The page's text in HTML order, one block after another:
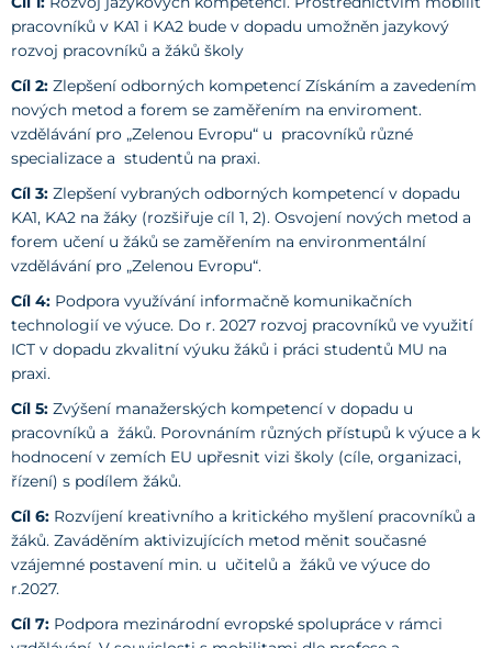
pracovníků v KA1 i KA2 bude v dopadu umožněn jazykový
rozvoj pracovníků a žáků školy
Cíl 2: Zlepšení odborných kompetencí Získáním a zavedením
nových metod a forem se zaměřením na enviroment.
vzdělávání pro „Zelenou Evropu“ u pracovníků různé
specializace a studentů na praxi.
Cíl 3: Zlepšení vybraných odborných kompetencí v dopadu
KA1, KA2 na žáky (rozšiřuje cíl 1, 2). Osvojení nových metod a
forem učení u žáků se zaměřením na environmentální
vzdělávání pro „Zelenou Evropu“.
Cíl 4: Podpora využívání informačně komunikačních
technologií ve výuce. Do r. 2027 rozvoj pracovníků ve využití
ICT v dopadu zkvalitní výuku žáků i práci studentů MU na
praxi.
Cíl 5: Zvýšení manažerských kompetencí v dopadu u
pracovníků a žáků. Porovnáním různých přístupů k výuce a k
hodnocení v zemích EU upřesnit vizi školy (cíle, organizaci,
řízení) s podílem žáků.
Cíl 6: Rozvíjení kreativního a kritického myšlení pracovníků a
žáků. Zaváděním aktivizujících metod měnit současné
vzájemné postavení min. u učitelů a žáků ve výuce do
r.2027.
Cíl 7: Podpora mezinárodní evropské spolupráce v rámci